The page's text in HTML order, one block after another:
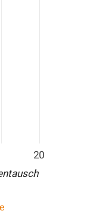
20